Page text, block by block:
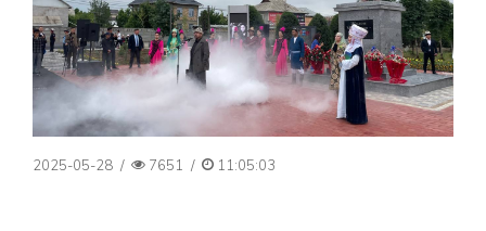
2025-05-28 / 7651 / 11:05:03